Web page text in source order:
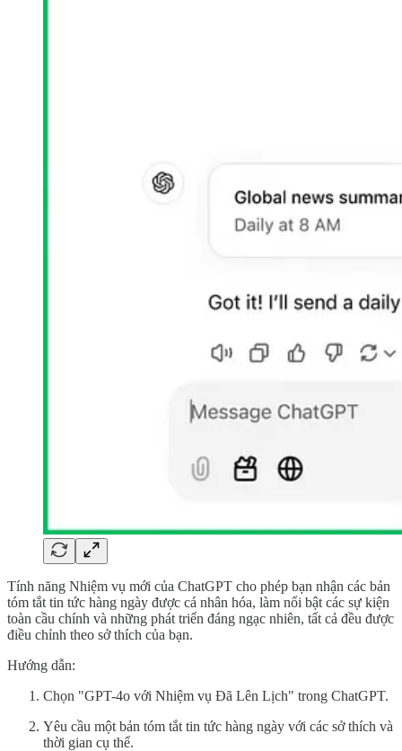
Tính năng Nhiệm vụ mới của ChatGPT cho phép bạn nhận các bản
tóm tắt tin tức hàng ngày được cá nhân hóa, làm nổi bật các sự kiện
toàn cầu chính và những phát triển đáng ngạc nhiên, tất cả đều được
điều chỉnh theo sở thích của bạn.
Hướng dẫn:
Chọn "GPT-4o với Nhiệm vụ Đã Lên Lịch" trong ChatGPT.
Yêu cầu một bản tóm tắt tin tức hàng ngày với các sở thích và
thời gian cụ thể.